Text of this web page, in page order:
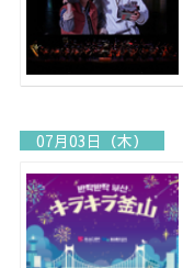
07月03日（木）